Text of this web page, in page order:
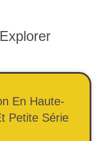
En Haute-
Petite Série